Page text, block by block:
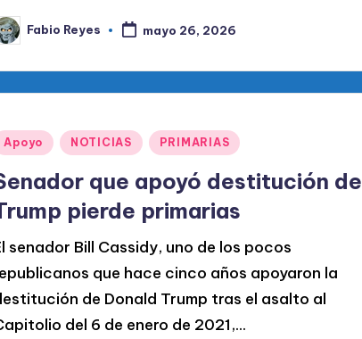
Fabio Reyes mayo 26, 2026
Apoyo NOTICIAS PRIMARIAS
que apoyó destitución de
pierde primarias
senador Bill Cassidy, uno de los pocos
que hace cinco años apoyaron la
de Donald Trump tras el asalto al
del 6 de enero de 2021,...